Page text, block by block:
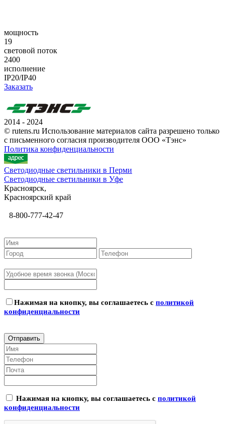
мощность
19
световой поток
2400
исполнение
IP20/IP40
Заказать
2014 - 2024
© rutens.ru Использование материалов сайта разрешено только
с письменного согласия производителя ООО «Тэнс»
Политика конфиденциальности
Светодиодные светильники в Перми
Светодиодные светильники в Уфе
Красноярск,
Красноярский край
8-800-777-42-47
Нажимая на кнопку, вы соглашаетесь с политикой
конфиденциальности
Нажимая на кнопку, вы соглашаетесь с политикой
конфиденциальности